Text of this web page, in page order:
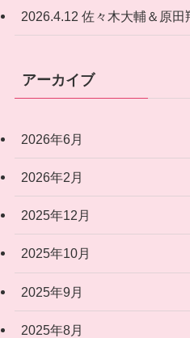
2026.4.12 佐々木大輔＆原田
アーカイブ
2026年6月
2026年2月
2025年12月
2025年10月
2025年9月
2025年8月